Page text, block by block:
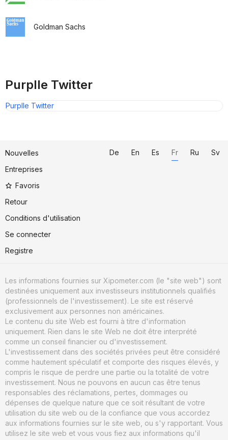
Goldman Sachs
Purplle Twitter
Purplle Twitter
Nouvelles
Entreprises
Favoris
Retour
Conditions d'utilisation
Se connecter
Registre
De En Es Fr Ru Sv
Les informations fournies sur Xipometer.com (le "site web") sont
destinées uniquement aux investisseurs institutionnels qualifiés
(professionnels de l'investissement). Le site est réservé
exclusivement aux personnes non américaines.
Le contenu du site Web est fourni à titre d'information
uniquement. Rien dans le site Web ne doit être interprété
comme un conseil financier ou d'investissement.
L'investissement dans des sociétés privées peut être considéré
comme hautement spéculatif et comporte des risques élevés, y
compris le risque de perdre une partie ou la totalité de votre
investissement. Nous ne pouvons en aucun cas être tenus
responsables des réclamations, pertes, dommages ou
dépenses de quelque nature que ce soit résultant de votre
utilisation du site web ou de la confiance que vous accordez
aux informations fournies sur le site web, ou s'y rapportant. Vous
utilisez le site web et vous vous fiez aux informations qu'il